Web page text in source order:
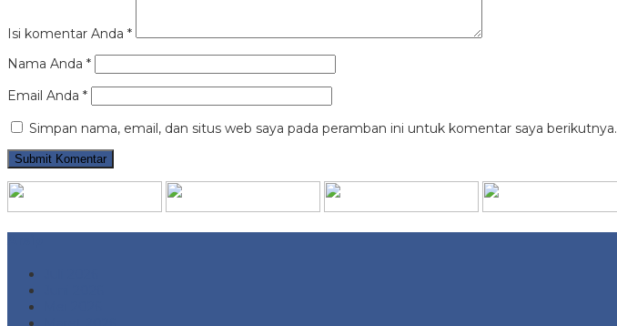
Isi komentar Anda *
Nama Anda *
Email Anda *
Simpan nama, email, dan situs web saya pada peramban ini untuk komentar saya berikutnya.